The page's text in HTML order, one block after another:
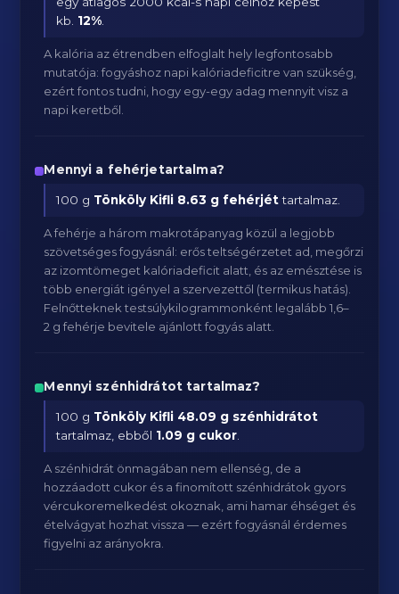
kb. 12%
A kalória az étrendben elfoglalt hely legfontosabb
mutatója: fogyáshoz napi kalóriadeficitre van szükség,
ezért fontos tudni, hogy egy-egy adag mennyit visz a
napi keretből.
Mennyi a fehérjetartalma?
100 g Tönköly Kifli 8.63 g fehérjéttartalmaz.
A fehérje a három makrotápanyag közül a legjobb
szövetséges fogyásnál: erős teltségérzetet ad, megőrzi
az izomtömeget kalóriadeficit alatt, és az emésztése is
több energiát igényel a szervezettől (termikus hatás).
Felnőtteknek testsúlykilogrammonként legalább 1,6–
2 g fehérje bevitele ajánlott fogyás alatt.
Mennyi szénhidrátot tartalmaz?
100 g Tönköly Kifli 48.09 g szénhidrátot
tartalmaz, ebből 1.09 g cukor
A szénhidrát önmagában nem ellenség, de a
hozzáadott cukor és a finomított szénhidrátok gyors
vércukoremelkedést okoznak, ami hamar éhséget és
ételvágyat hozhat vissza — ezért fogyásnál érdemes
figyelni az arányokra.